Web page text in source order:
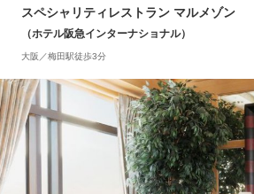
スペシャリティレストラン マルメゾン
（ホテル阪急インターナショナル）
大阪／梅田駅徒歩3分